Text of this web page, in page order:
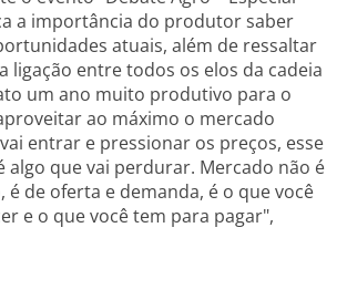
a importância do produtor saber
atuais, além de ressaltar
ligação entre todos os elos da cadeia
um ano muito produtivo para o
ao máximo o mercado
entrar e pressionar os preços, esse
algo que vai perdurar. Mercado não é
é de oferta e demanda, é o que você
e o que você tem para pagar",